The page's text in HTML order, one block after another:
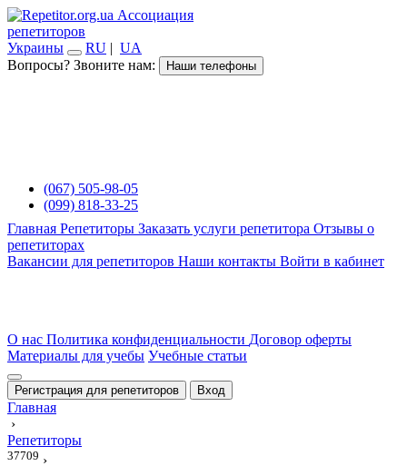
Ассоциация
репетиторов
Украины
RU | UA
Вопросы? Звоните нам:
Наши телефоны
(067) 505-98-05
(099) 818-33-25
Главная Репетиторы Заказать услуги репетитора Отзывы о
репетиторах
Вакансии для репетиторов Наши контакты Войти в кабинет
О нас Политика конфиденциальности Договор оферты
Материалы для учебы Учебные статьи
Регистрация для репетиторов Вход
Главная
›
Репетиторы
37709 ›